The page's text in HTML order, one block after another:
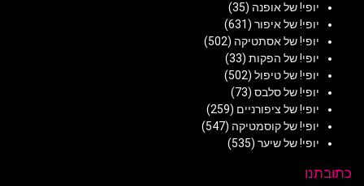
יופי! של אופנה (35)
יופי! של איפור (631)
יופי! של אסתטיקה (502)
יופי! של הפקות (33)
יופי! של טיפול (502)
יופי! של סלבס (73)
יופי! של ציפורניים (259)
יופי! של קוסמטיקה (547)
יופי! של שיער (535)
כתובתנו